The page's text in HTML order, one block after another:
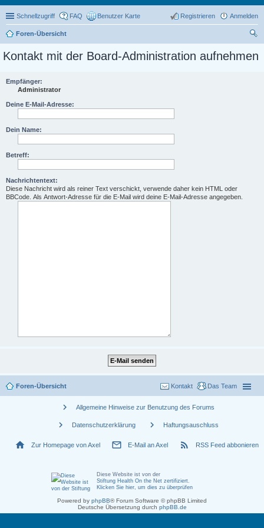
Schnellzugriff FAQ Benutzer Karte Anmelden
Registrieren
Foren-Übersicht
he
Kontakt mit der Board-Administration aufnehmen
Empfänger:
Administrator
Deine E-Mail-Adresse:
Dein Name:
Betreff:
Nachrichtentext:
Diese Nachricht wird als reiner Text verschickt, verwende daher kein HTML oder
BBCode. Als Antwort-Adresse für die E-Mail wird deine E-Mail-Adresse angegeben.
Foren-Übersicht Das Team
Kontakt
chevron_right Allgemeine Hinweise zur Benutzung des Forums
chevron_right Datenschutzerklärung chevron_right Haftungsauschluss
home Zur Homepage von Axel mail_outline E-Mail an Axel rss_feed RSS Feed abbonieren
Diese Website ist von der
Stiftung Health On the Net zertifiziert.
Klicken Sie hier, um dies zu überprüfen
Powered by phpBB® Forum Software © phpBB Limited
Deutsche Übersetzung durch phpBB.de